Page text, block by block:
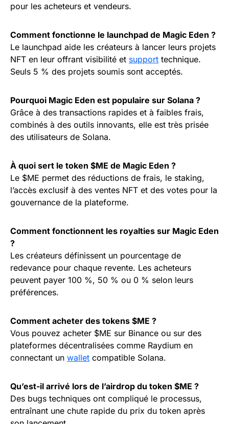
pour les acheteurs et vendeurs.
Comment fonctionne le launchpad de Magic Eden ?
Le launchpad aide les créateurs à lancer leurs projets
NFT en leur offrant visibilité et support technique.
Seuls 5 % des projets soumis sont acceptés.
Pourquoi Magic Eden est populaire sur Solana ?
Grâce à des transactions rapides et à faibles frais,
combinés à des outils innovants, elle est très prisée
des utilisateurs de Solana.
À quoi sert le token $ME de Magic Eden ?
Le $ME permet des réductions de frais, le staking,
l’accès exclusif à des ventes NFT et des votes pour la
gouvernance de la plateforme.
Comment fonctionnent les royalties sur Magic Eden
?
Les créateurs définissent un pourcentage de
redevance pour chaque revente. Les acheteurs
peuvent payer 100 %, 50 % ou 0 % selon leurs
préférences.
Comment acheter des tokens $ME ?
Vous pouvez acheter $ME sur Binance ou sur des
plateformes décentralisées comme Raydium en
connectant un wallet compatible Solana.
Qu’est-il arrivé lors de l’airdrop du token $ME ?
Des bugs techniques ont compliqué le processus,
entraînant une chute rapide du prix du token après